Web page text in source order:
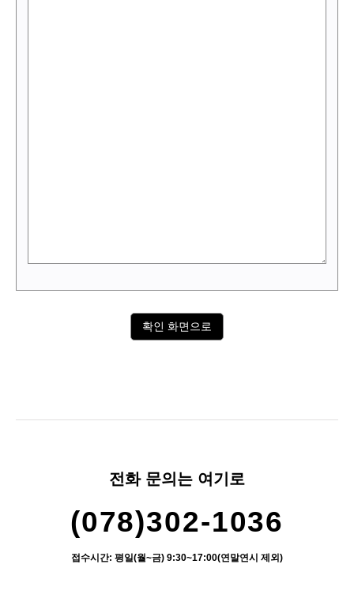
전화 문의는 여기로
(078)302-1036
접수시간: 평일(월~금) 9:30~17:00(연말연시 제외)